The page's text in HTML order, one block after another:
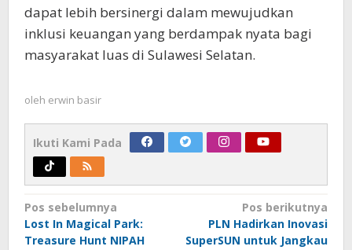
dapat lebih bersinergi dalam mewujudkan
inklusi keuangan yang berdampak nyata bagi
masyarakat luas di Sulawesi Selatan.
oleh erwin basir
Ikuti Kami Pada
Navigasi
pos
Pos sebelumnya
Lost In Magical Park:
Treasure Hunt NIPAH
Pos berikutnya
PLN Hadirkan Inovasi
SuperSUN untuk Jangkau